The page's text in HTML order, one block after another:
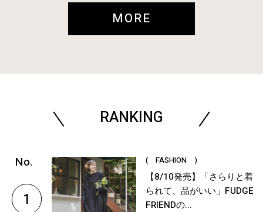
MORE
RANKING
1
( FASHION )
【8/10発売】「さらりと着
られて、品がいい」FUDGE
FRIENDの...